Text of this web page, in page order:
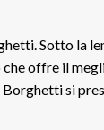
Sotto la
offre il
si